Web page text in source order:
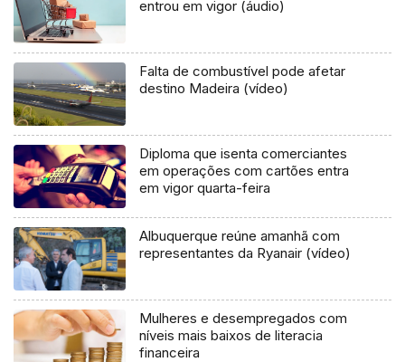
entrou em vigor (áudio)
Falta de combustível pode afetar
destino Madeira (vídeo)
Diploma que isenta comerciantes
em operações com cartões entra
em vigor quarta-feira
Albuquerque reúne amanhã com
representantes da Ryanair (vídeo)
Mulheres e desempregados com
níveis mais baixos de literacia
financeira